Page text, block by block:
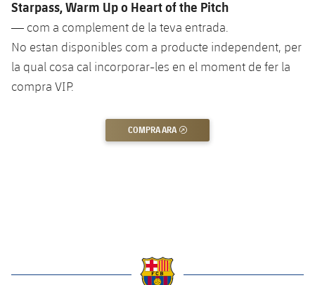
Fotos
Història
Palmarès
Aleví
Actualitat
Masculí
Bàsquet en cadira de rodes
Actualitat
Hockey gel
Starpass, Warm Up o Heart of the Pitch
— com a complement de la teva entrada.
No estan disponibles com a producte independent, per
la qual cosa cal incorporar-les en el moment de fer la
compra VIP.
COMPRA ARA